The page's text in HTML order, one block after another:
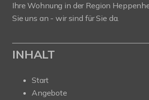
Ihre Wohnung in der Region
Sie uns an - wir sind für Sie da.
INHALT
Start
Angebote